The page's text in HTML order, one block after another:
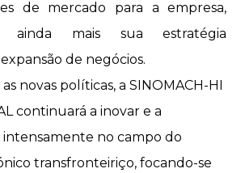
de mercado para a empresa,
ainda mais sua estratégia
de negócios.
novas políticas, a SINOMACH-HI
continuará a inovar e a
no campo do
transfronteiriço, focando-se